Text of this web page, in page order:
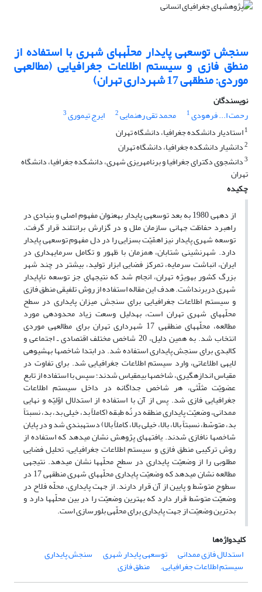
سنجش توسعه‎ی پایدار محلّه‎های شهری با استفاده از
منطق فازی و سیستم اطلاعات جغرافیایی (مطالعه‎ی
موردی: منطقه‎ی 17 شهرداری تهران)
نویسندگان
رحمت ا... فرهودی1 محمد تقی رهنمایی2 ایرج تیموری3
1استادیار دانشکده جغرافیا، دانشگاه تهران
2دانشیار دانشکده جغرافیا، دانشگاه تهران
3 دانشجوی دکترای جغرافیا و برنامه‎ریزی شهری، دانشکده جغرافیا، دانشگاه
تهران
چکیده
از دهه‎ی 1980 به بعد توسعه‎ی پایدار به‎عنوان مفهوم اصلی و بنیادی در
راهبرد حفاظت جهانی سازمان ملل و در گزارش برانت‎لند قرار گرفت.
توسعه شهری پایدار نیز اهمّیّت بسزایی را در دل مفهوم توسعه‎ی پایدار
دارد. شهرنشینی شتابان، هم‎زمان با ظهور و تکامل سرمایه‎داری در
ایران، انباشت سرمایه، تمرکز فضایی ابزار تولید، بیشتر در چند شهر
بزرگ کشور به‎ویژه تهران، انجام شد که نتیجه‎ای جز توسعه ناپایدار
شهری دربرنداشت. هدف این مقاله استفاده از روش تلفیقی منطق فازی
و سیستم اطلاعات جغرافیایی برای سنجش میزان پایداری در سطح
محلّه‎های شهری تهران است، به‎دلیل وسعت زیاد محدوده‎ی مورد
مطالعه، محلّه‎های منطقه‎ی 17 شهرداری تهران برای مطالعه‎ی موردی
انتخاب شد. به همین دلیل، 20 شاخص مختلف اقتصادی ـ اجتماعی و
کالبدی برای سنجش پایداری استفاده شد. در ابتدا شاخص‎ها به‎شیوه‎ی
لایه‎ی اطلاعاتی، وارد سیستم اطلاعات جغرافیایی شد. برای تفاوت در
مقیاس اندازه‎گیری، شاخص‎ها بی‎مقیاس شدند؛ سپس با استفاده از تابع
عضویّت مثلّثی، هر شاخص جداگانه در داخل سیستم اطلاعات
جغرافیایی فازی شد. پس از آن با استفاده از استدلال اوّلیّه و نهایی
ممدانی، وضعیّت پایداری منطقه در نُه طبقه (کاملاً بد، خیلی بد، بد، نسبتاً
بد، متوسّط، نسبتاً بالا، بالا، خیلی بالا، کاملاً بالا) دسته‎بندی شد و در پایان
شاخص‎ها نافازی شدند. یافته‎های پژوهش نشان می‎دهد که استفاده از
روش ترکیبی منطق فازی و سیستم اطلاعات جغرافیایی، تحلیل فضایی
مطلوبی را از وضعیّت پایداری در سطح محلّه‎ها نشان می‎دهد. نتیجه‎ی
مطالعه نشان می‎دهد که وضعیّت پایداری محلّه‎های شهری منطقه‎ی 17 در
سطوح متوسّط و پایین از آن قرار دارند. از جهت پایداری، محلّه فلاح در
وضعیّت متوسّط قرار دارد که بهترین وضعیّت را در بین محلّه‎ها دارد و
بدترین وضعیّت از جهت پایداری برای محلّه‎ی بلورسازی است.
کلیدواژه‌ها
استدلال فازی ممدانی
توسعه‎ی پایدار شهری سنجش پایداری
سیستم اطلاعات جغرافیایی. منطق فازی